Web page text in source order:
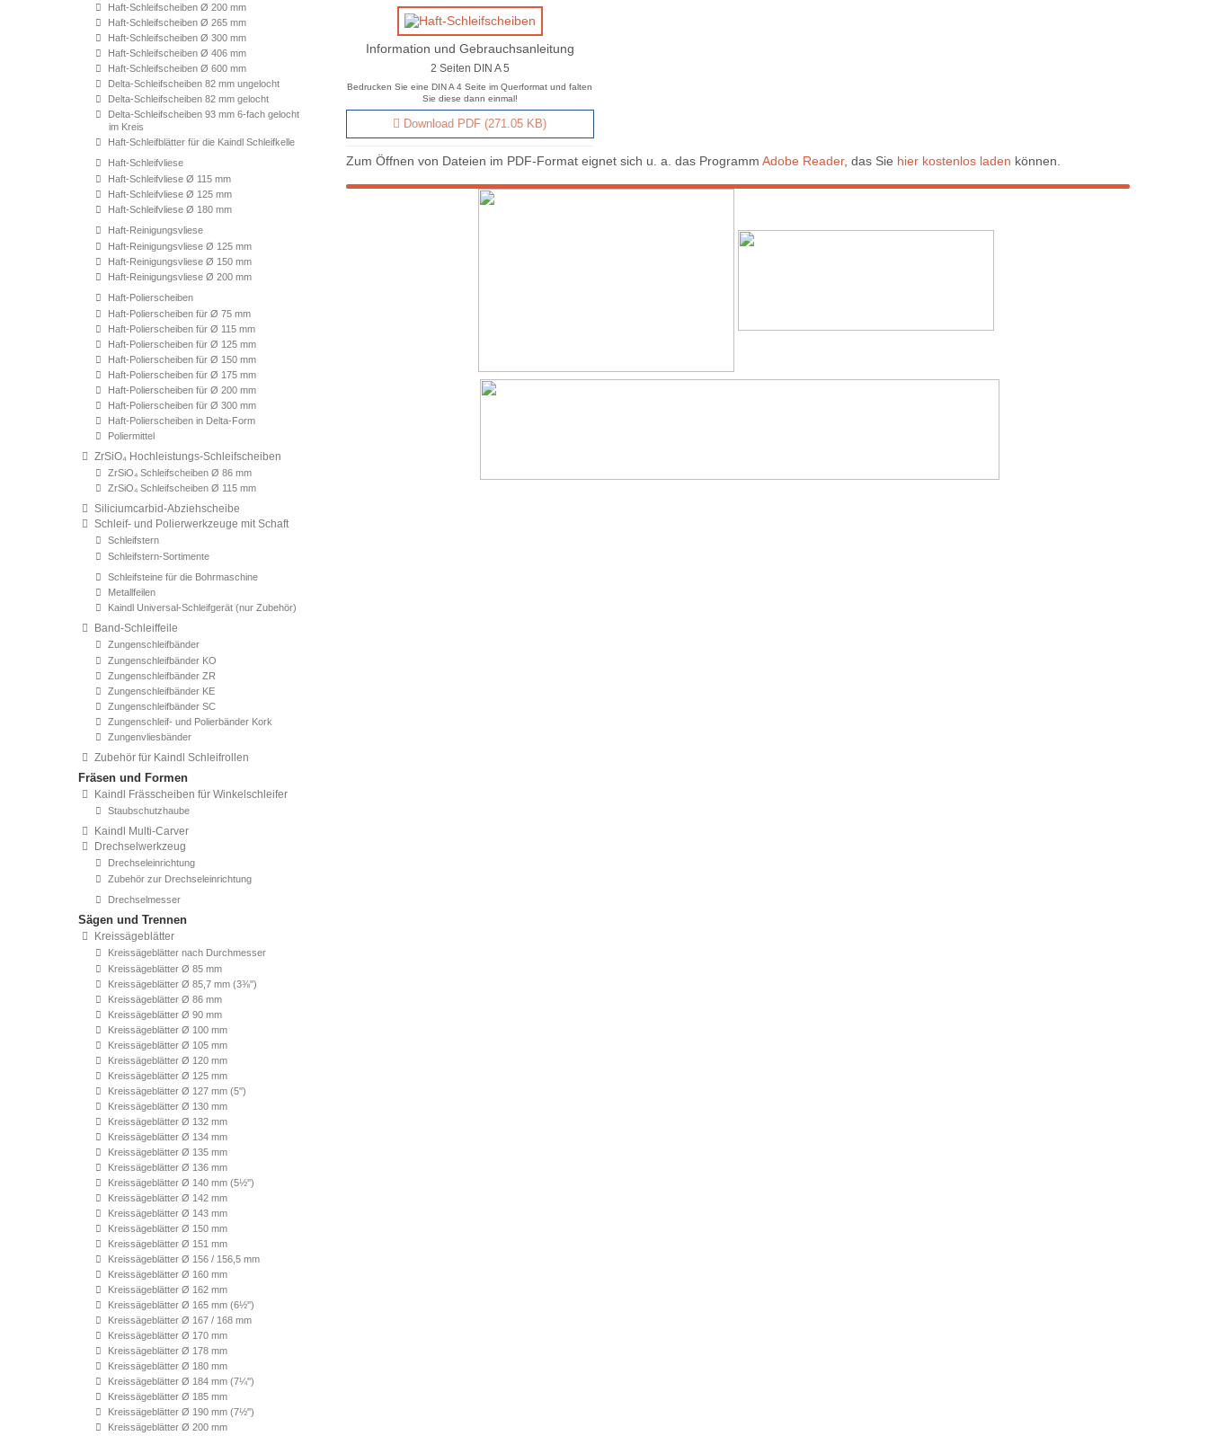
Haft-Schleifscheiben Ø 200 mm
Haft-Schleifscheiben Ø 265 mm
Haft-Schleifscheiben Ø 300 mm
Haft-Schleifscheiben Ø 406 mm
Haft-Schleifscheiben Ø 600 mm
Delta-Schleifscheiben 82 mm ungelocht
Delta-Schleifscheiben 82 mm gelocht
Delta-Schleifscheiben 93 mm 6-fach gelocht
im Kreis
Haft-Schleifblätter für die Kaindl Schleifkelle
Haft-Schleifvliese
Haft-Schleifvliese Ø 115 mm
Haft-Schleifvliese Ø 125 mm
Haft-Schleifvliese Ø 180 mm
Haft-Reinigungsvliese
Haft-Reinigungsvliese Ø 125 mm
Haft-Reinigungsvliese Ø 150 mm
Haft-Reinigungsvliese Ø 200 mm
Haft-Polierscheiben
Haft-Polierscheiben für Ø 75 mm
Haft-Polierscheiben für Ø 115 mm
Haft-Polierscheiben für Ø 125 mm
Haft-Polierscheiben für Ø 150 mm
Haft-Polierscheiben für Ø 175 mm
Haft-Polierscheiben für Ø 200 mm
Haft-Polierscheiben für Ø 300 mm
Haft-Polierscheiben in Delta-Form
Poliermittel
ZrSiO₄ Hochleistungs-Schleifscheiben
ZrSiO₄ Schleifscheiben Ø 86 mm
ZrSiO₄ Schleifscheiben Ø 115 mm
Siliciumcarbid-Abziehscheibe
Schleif- und Polierwerkzeuge mit Schaft
Schleifstern
Schleifstern-Sortimente
Schleifsteine für die Bohrmaschine
Metallfeilen
Kaindl Universal-Schleifgerät (nur Zubehör)
Band-Schleiffeile
Zungenschleifbänder
Zungenschleifbänder KO
Zungenschleifbänder ZR
Zungenschleifbänder KE
Zungenschleifbänder SC
Zungenschleif- und Polierbänder Kork
Zungenvliesbänder
Zubehör für Kaindl Schleifrollen
Fräsen und Formen
Kaindl Frässcheiben für Winkelschleifer
Staubschutzhaube
Kaindl Multi-Carver
Drechselwerkzeug
Drechseleinrichtung
Zubehör zur Drechseleinrichtung
Drechselmesser
Sägen und Trennen
Kreissägeblätter
Kreissägeblätter nach Durchmesser
Kreissägeblätter Ø 85 mm
Kreissägeblätter Ø 85,7 mm (3⅜'')
Kreissägeblätter Ø 86 mm
Kreissägeblätter Ø 90 mm
Kreissägeblätter Ø 100 mm
Kreissägeblätter Ø 105 mm
Kreissägeblätter Ø 120 mm
Kreissägeblätter Ø 125 mm
Kreissägeblätter Ø 127 mm (5'')
Kreissägeblätter Ø 130 mm
Kreissägeblätter Ø 132 mm
Kreissägeblätter Ø 134 mm
Kreissägeblätter Ø 135 mm
Kreissägeblätter Ø 136 mm
Kreissägeblätter Ø 140 mm (5½'')
Kreissägeblätter Ø 142 mm
Kreissägeblätter Ø 143 mm
Kreissägeblätter Ø 150 mm
Kreissägeblätter Ø 151 mm
Kreissägeblätter Ø 156 / 156,5 mm
Kreissägeblätter Ø 160 mm
Kreissägeblätter Ø 162 mm
Kreissägeblätter Ø 165 mm (6½'')
Kreissägeblätter Ø 167 / 168 mm
Kreissägeblätter Ø 170 mm
Kreissägeblätter Ø 178 mm
Kreissägeblätter Ø 180 mm
Kreissägeblätter Ø 184 mm (7¼'')
Kreissägeblätter Ø 185 mm
Kreissägeblätter Ø 190 mm (7½'')
Kreissägeblätter Ø 200 mm
Information und Gebrauchsanleitung
2 Seiten DIN A 5
Bedrucken Sie eine DIN A 4 Seite im Querformat und falten
Sie diese dann einmal!
Download PDF (271.05 KB)
Zum Öffnen von Dateien im PDF-Format eignet sich u. a. das Programm Adobe Reader, das Sie hier kostenlos laden können.